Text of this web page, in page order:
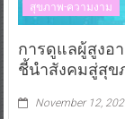
สุขภาพ-ความงาม
การดูแลผู้สูงอ
ชี้นำสังคมสู่สุข
November 12,